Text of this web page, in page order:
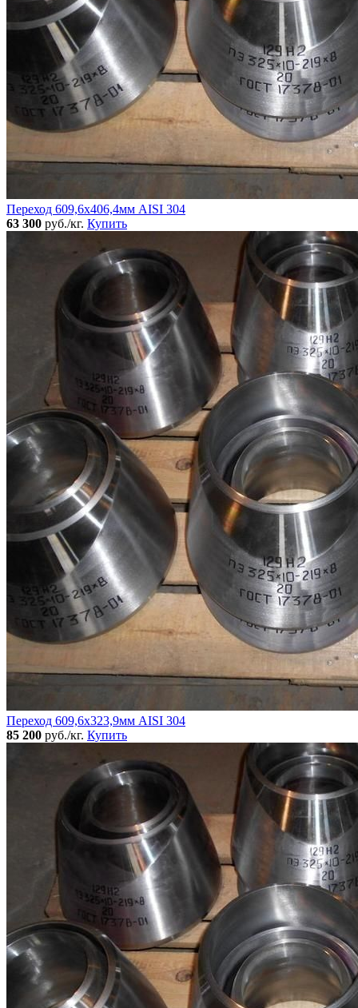
Переход 609,6х406,4мм AISI 304
63 300 руб./кг. Купить
Переход 609,6х323,9мм AISI 304
85 200 руб./кг. Купить